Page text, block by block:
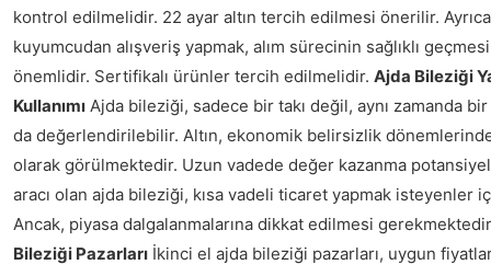
kontrol edilmelidir. 22 ayar altın tercih edilmesi önerilir.
kuyumcudan alışveriş yapmak, alım sürecinin sağlıklı geçmesi
önemlidir. Sertifikalı ürünler tercih edilmelidir. Ajda Bileziği
Kullanımı Ajda bileziği, sadece bir takı değil, aynı zamanda bir
da değerlendirilebilir. Altın, ekonomik belirsizlik
olarak görülmektedir. Uzun vadede değer kazanma
aracı olan ajda bileziği, kısa vadeli ticaret yapmak isteyenler
Ancak, piyasa dalgalanmalarına dikkat edilmesi
Bileziği Pazarları İkinci el ajda bileziği pazarları, uygun